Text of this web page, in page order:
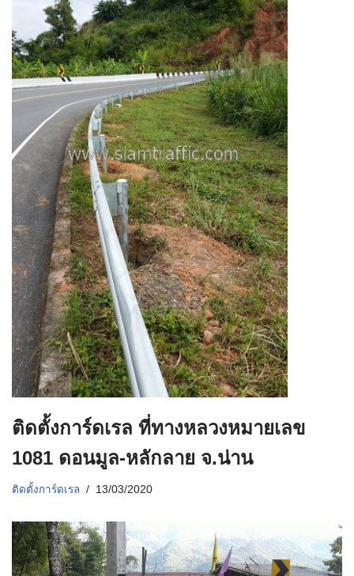
ติดตั้งการ์ดเรล ที่ทางหลวงหมายเลข
1081 ดอนมูล-หลักลาย จ.น่าน
ติดตั้งการ์ดเรล 13/03/2020